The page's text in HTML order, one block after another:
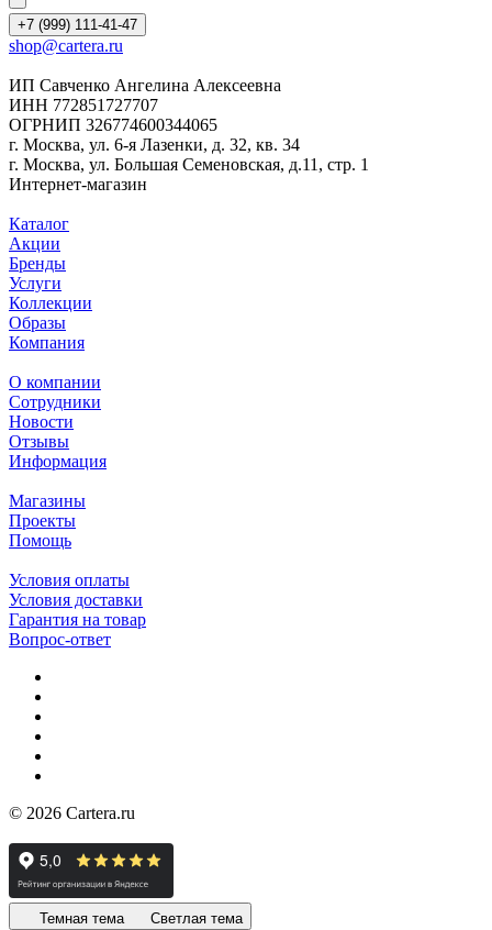
+7 (999) 111-41-47
shop@cartera.ru
ИП Савченко Ангелина Алексеевна
ИНН 772851727707
ОГРНИП 326774600344065
г. Москва, ул. 6-я Лазенки, д. 32, кв. 34
г. Москва, ул. Большая Семеновская, д.11, стр. 1
Интернет-магазин
Каталог
Акции
Бренды
Услуги
Коллекции
Образы
Компания
О компании
Сотрудники
Новости
Отзывы
Информация
Магазины
Проекты
Помощь
Условия оплаты
Условия доставки
Гарантия на товар
Вопрос-ответ
© 2026 Cartera.ru
Темная тема Светлая тема